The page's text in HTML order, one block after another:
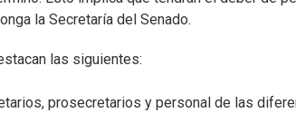
la Secretaría del Senado.
las siguientes:
prosecretarios y personal de las